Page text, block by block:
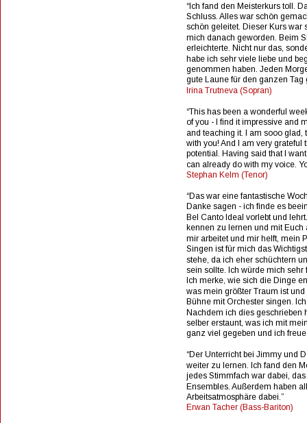
“Ich fand den Meisterkurs toll.
Schluss. Alles war schön
schön geleitet. Dieser Kurs
mich danach geworden. Beim
erleichterte. Nicht nur das,
habe ich sehr viele liebe und
genommen haben. Jeden
gute Laune für den ganzen
Irina Trutneva (Sopran)
“This has been a wonderful
of you - I find it impressive and
and teaching it. I am sooo
with you! And I am very
potential. Having said that I
can already do with my voice.
Stephan Kelm (Tenor)
“Das war eine fantastische
Danke sagen - ich finde es
Bel Canto Ideal vorlebt und
kennen zu lernen und mit
mir arbeitet und mir helft, mein
Singen ist für mich das
stehe, da ich eher schüchtern
sein sollte. Ich würde mich
Ich merke, wie sich die Dinge
was mein größter Traum ist
Bühne mit Orchester singen.
Nachdem ich dies geschrieben
selber erstaunt, was ich mit
ganz viel gegeben und ich
“Der Unterricht bei Jimmy und
weiter zu lernen. Ich fand den
jedes Stimmfach war dabei,
Ensembles. Außerdem haben
Arbeitsatmosphäre dabei.”
Erwan Tacher (Bass-Bariton)